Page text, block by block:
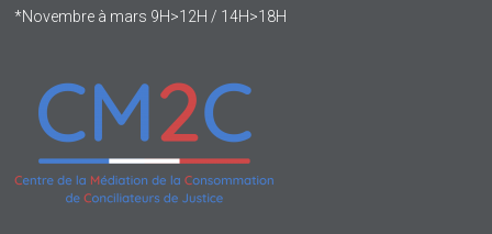
*Novembre à mars 9H>12H / 14H>18H